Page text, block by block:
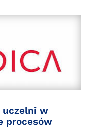
w
procesów